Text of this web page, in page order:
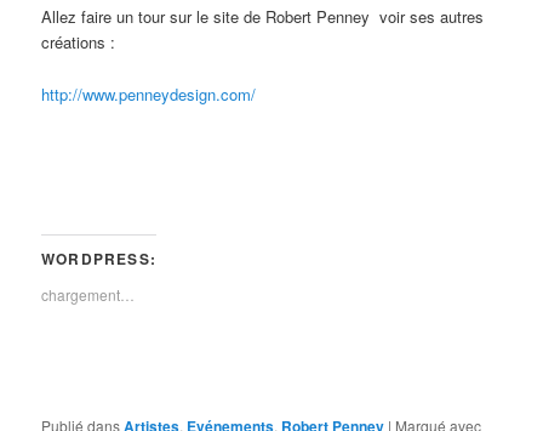
Allez faire un tour sur le site de Robert Penney voir ses autres
créations :
http://www.penneydesign.com/
WORDPRESS:
chargement…
Publié dansArtistes, Evénements, Robert Penney | Marqué avec